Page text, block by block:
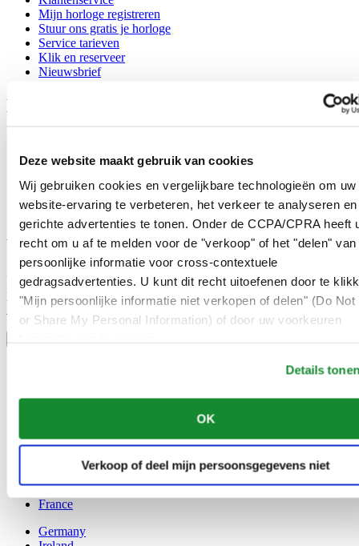
Deze website maakt gebruik van cookies
Wij gebruiken cookies en vergelijkbare technologieën om uw
website-ervaring te verbeteren, het verkeer te analyseren en
gerichte advertenties te tonen. Onder de CCPA/CPRA heeft
recht om u af te melden voor de "verkoop" of het "delen" van
persoonlijke informatie voor cross-contextuele
gedragsadvertenties. U kunt dit recht uitoefenen door te
"Mijn persoonlijke informatie niet verkopen of delen" (Do Not
or Share My Personal Information) of door uw voorkeuren
Details
OK
Verkoop of deel mijn persoonsgegevens niet
Mijn horloge registreren
Stuur ons gratis je horloge
Service tarieven
Klik en reserveer
Nieuwsbrief
Legal
Privacyverklaring
Cookie meldingen
Contact
Verkoopvoorwaarden
Herroeping van de overeenkomst
Word lid van de CERTINA club
Meld je aan en ontvang exclusieve aanbiedingen en
productrecensies
Schrijf je in!
Selecteer een land/regio
Dutch
English
简体中文
Finland
France
Germany